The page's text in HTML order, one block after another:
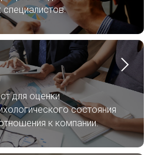
для оценки
состояния
к компании.